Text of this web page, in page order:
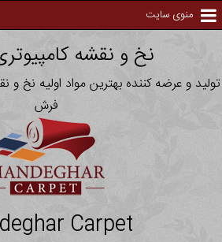
منوی سایت
نخ و نقشه
تولید و عرضه کننده بهترین مواد اولیه نخ و
فرش
Carpet